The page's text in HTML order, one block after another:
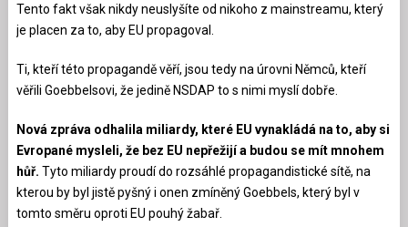
Tento fakt však nikdy neuslyšíte od nikoho z mainstreamu, který
je placen za to, aby EU propagoval.
Ti, kteří této propagandě věří, jsou tedy na úrovni Němců, kteří
věřili Goebbelsovi, že jedině NSDAP to s nimi myslí dobře.
Nová zpráva odhalila miliardy, které EU vynakládá na to, aby si
Evropané mysleli, že bez EU nepřežijí a budou se mít mnohem
hůř. Tyto miliardy proudí do rozsáhlé propagandistické sítě, na
kterou by byl jistě pyšný i onen zmíněný Goebbels, který byl v
tomto směru oproti EU pouhý žabař.